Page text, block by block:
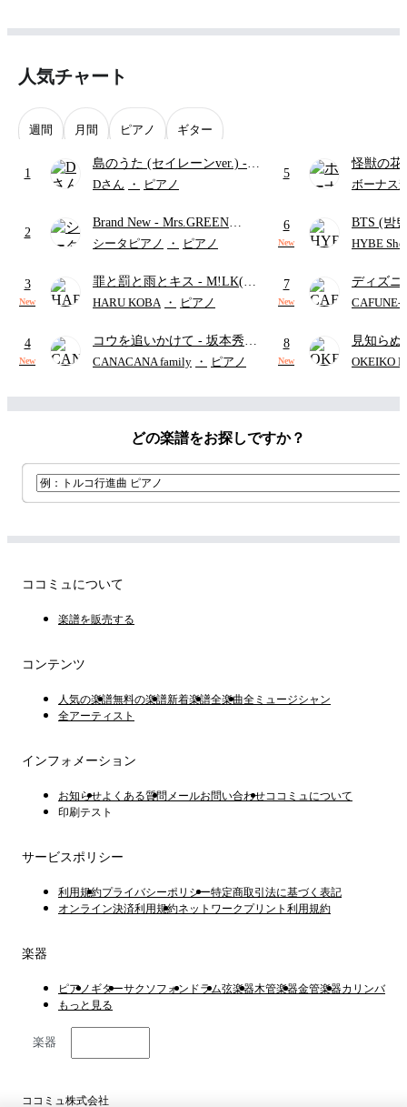
人気チャート
週間 月間 ピアノ ギター
1
島のうた (セイレーンver.) -
セイレーン(CV.鈴木みのり)
ード・ペダル付き/『映画ちい
かわ 人魚の島のひみつ』よ
Dさん ・ ピアノ
2
Brand New - Mrs.GREEN
APPLE
シータピアノ ・ ピアノ
3
New
罪と罰と雨とキス - M!LK(佐
野勇斗&吉田仁人)
HARU KOBA ・ ピアノ
4
New
コウを追いかけて - 坂本秀一
(『溺れるナイフ』挿入歌)
CANACANA family ・ ピアノ
5
怪獣の
ードパー
ボーナス
6
New
BTS (방
HYBE
7
New
ディズ
レー-
ード有)
CAFUNE-
8
New
見知ら
ャツが乾
OKEIKO
どの楽譜をお探しですか？
ココミュについて
楽譜を販売する
コンテンツ
人気の楽譜無料の楽譜新着楽譜全楽曲全ミュージシャン
全アーティスト
インフォメーション
お知らせよくある質問 メールお問い合わせココミュについて
印刷テスト
サービスポリシー
利用規約プライバシーポリシー特定商取引法に基づく表記
オンライン決済利用規約ネットワークプリント利用規約
楽器
ピアノ ギターサクソフォン ドラム弦楽器木管楽器金管楽器カリンバ
もっと見る
楽器
ココミュ株式会社